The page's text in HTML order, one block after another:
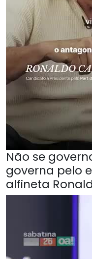
Não se
governa pelo
alfineta